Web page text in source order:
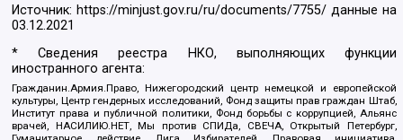
Источник: https://minjust.gov.ru/ru/documents/7755/ данные на
03.12.2021
* Сведения реестра НКО, выполняющих функции
иностранного агента:
Гражданин.Армия.Право, Нижегородский центр немецкой и европейской
культуры, Центр гендерных исследований, Фонд защиты прав граждан Штаб,
Институт права и публичной политики, Фонд борьбы с коррупцией, Альянс
врачей, НАСИЛИЮ.НЕТ, Мы против СПИДа, СВЕЧА, Открытый Петербург,